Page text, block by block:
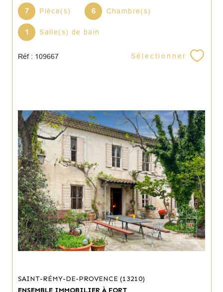
7 Pièce(s) 6 Chambre(s)
1 Salle(s) de bain
Réf : 109667 Sélectionner
SAINT-RÉMY-DE-PROVENCE (13210)
ENSEMBLE IMMOBILIER À FORT